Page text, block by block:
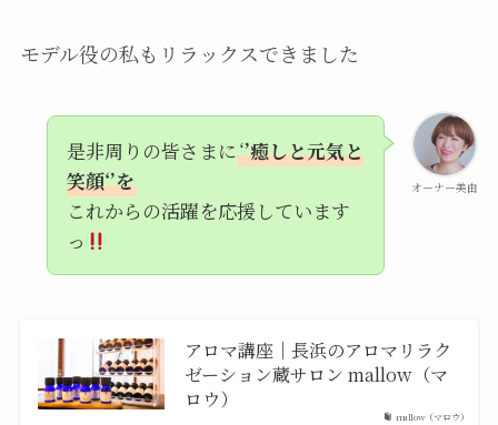
モデル役の私もリラックスできました
オーナー美由
是非周りの皆さまに‘’癒しと元気と
笑顔‘’を
これからの活躍を応援しています
っ
mallow（マロウ）
アロマ講座｜長浜のアロマリラク
ゼーション蔵サロン mallow（マ
ロウ）